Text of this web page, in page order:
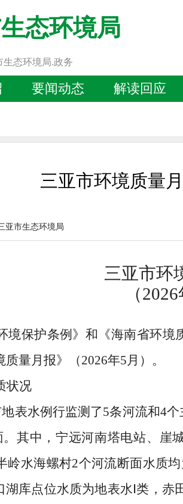
态环境局
生态环境局.政务
要闻动态 解读回应
三亚市环境质量
亚市生态环境局
三亚市环
（2026
境保护条例》 和 《海南省环
质量月报》 （2026年5月） 。
状况
表水例行监测了5条河流和4个
。其中，宁远河南塔电站、 崖
岭水海螺村2个河流断面水质均
湖库点位水质为地表水Ⅰ类 ， 赤